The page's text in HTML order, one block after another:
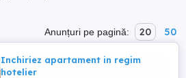
Anunțuri pe pagină: 20 50
Inchiriez apartament in regim
hotelier